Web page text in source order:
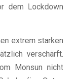
dem Lockdown
extrem starken
verschärft.
Monsun nicht